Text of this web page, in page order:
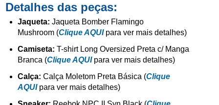
Detalhes das peças:
Jaqueta: Jaqueta Bomber Flamingo
Mushroom (Clique AQUIpara ver mais detalhes)
Camiseta: T-shirt Long Oversized Preta c/ Manga
Branca (Clique AQUIpara ver mais detalhes)
Calça: Calça Moletom Preta Básica (Clique
AQUIpara ver mais detalhes)